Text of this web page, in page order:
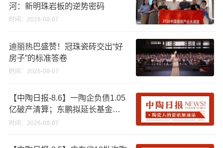
河：新明珠岩板的逆势密码
时间：2026-08-07
迪丽热巴盛赞！冠珠瓷砖交出“好
房子”的标准答卷
时间：2026-08-07
【中陶日报-8.6】一陶企负债1.05
亿破产清算；东鹏拟延长基金投
资期限；工信部开展建陶行业能
时间：2026-08-07